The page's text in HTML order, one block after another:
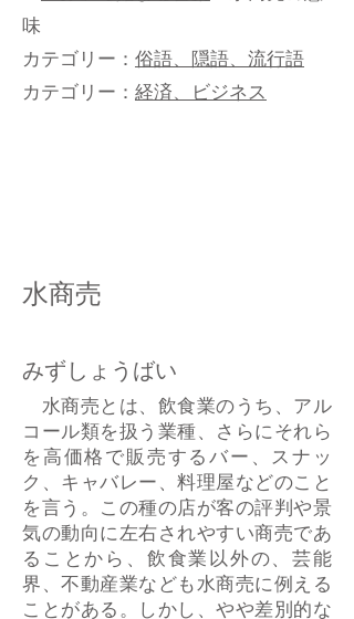
味
カテゴリー： 俗語、隠語、流行語
カテゴリー： 経済、ビジネス
水商売
みずしょうばい
水商売とは、飲食業のうち、アル
コール類を扱う業種、さらにそれら
を高価格で販売するバー、スナッ
ク、キャバレー、料理屋などのこと
を言う。この種の店が客の評判や景
気の動向に左右されやすい商売であ
ることから、飲食業以外の、芸能
界、不動産業なども水商売に例える
ことがある。しかし、やや差別的な